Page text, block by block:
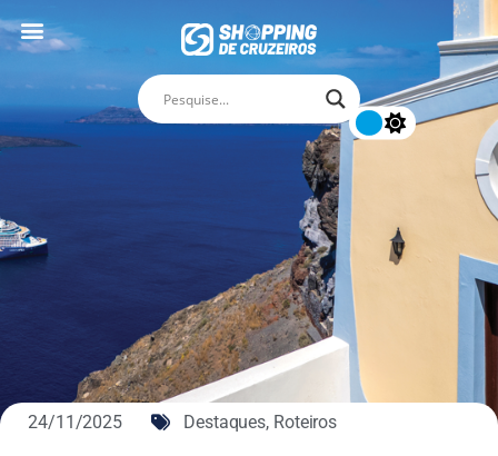
24/11/2025 Destaques, Roteiros